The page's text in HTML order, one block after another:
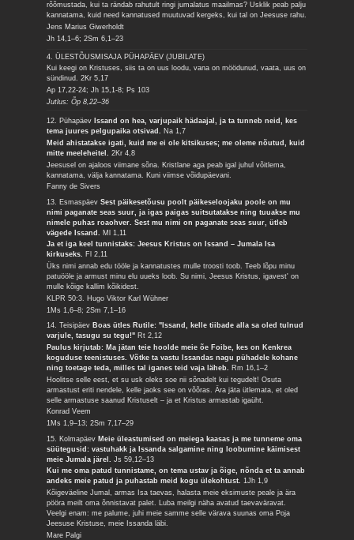
rõõmustada, kui ta rändab rahutult ringi jumalatus maailmas? Usklik peab palju
kannatama, kuid need kannatused muutuvad kergeks, kui tal on Jeesuse rahu.
Jens Marius Giwerholdt
Jh 14,1–6; 2Sm 6,1–23
4. ÜLESTÕUSMISAJA PÜHAPÄEV (JUBILATE)
Kui keegi on Kristuses, siis ta on uus loodu, vana on möödunud, vaata, uus on
sündinud.2Kr 5,17
Ap 17,22-24; Jh 15,1-8; Ps 103
Jutlus: Õp 8,22–36
12. Pühapäev Issand on hea, varjupaik hädaajal, ja ta tunneb neid, kes
tema juures pelgupaika otsivad. Na 1,7
Meid ahistatakse igati, kuid me ei ole kitsikuses; me oleme nõutud, kuid
mitte meeleheitel.2Kr 4,8
Jeesusel on ajaloos viimane sõna. Kristlane aga peab igal juhul võitlema,
kannatama, välja kannatama. Kuni viimse võidupäevani.
Fanny de Sivers
13. EsmaspäevSest päikesetõusu poolt päikeseloojaku poole on mu
nimi paganate seas suur, ja igas paigas suitsutatakse ning tuuakse mu
nimele puhas roaohver. Sest mu nimi on paganate seas suur, ütleb
vägede Issand. Ml 1,11
Ja et iga keel tunnistaks: Jeesus Kristus on Issand – Jumala Isa
kirkuseks. Fl 2,11
Üks nimi annab edu tööle ja kannatustes mulle troosti toob. Teeb lõpu minu
patuööle ja armust minu elu uueks loob. Su nimi, Jeesus Kristus, igavest' on
mulle kõige kallim kõikidest.
KLPR 50:3. Hugo Viktor Karl Wühner
1Ms 1,6–8; 2Sm 7,1–16
14. Teisipäev Boas ütles Rutile: "Issand, kelle tiibade alla sa oled tulnud
varjule, tasugu su tegu!" Rt 2,12
Paulus kirjutab: Ma jätan teie hoolde meie õe Foibe, kes on Kenkrea
koguduse teenistuses. Võtke ta vastu Issandas nagu pühadele kohane
ning toetage teda, milles tal iganes teid vaja läheb. Rm 16,1–2
Hoolitse selle eest, et su usk oleks soe nii sõnadelt kui tegudelt! Osuta
armastust eriti nendele, kelle jaoks see on võõras. Ära jäta ütlemata, et oled
selle armastuse saanud Kristuselt – ja et Kristus armastab igaüht.
Konrad Veem
1Ms 1,9–13; 2Sm 7,17–29
15. Kolmapäev Meie üleastumised on meiega kaasas ja me tunneme oma
süütegusid: vastuhakk ja Issanda salgamine ning loobumine käimisest
meie Jumala järel.Js 59,12–13
Kui me oma patud tunnistame, on tema ustav ja õige, nõnda et ta annab
andeks meie patud ja puhastab meid kogu ülekohtust.1Jh 1,9
Kõigeväeline Jumal, armas Isa taevas, halasta meie eksimuste peale ja ära
pööra meilt oma õnnistavat palet. Luba meilgi näha avatud taevaväravat.
Veelgi enam: me palume, juhi meie samme selle värava suunas oma Poja
Jeesuse Kristuse, meie Issanda läbi.
Mare Palgi